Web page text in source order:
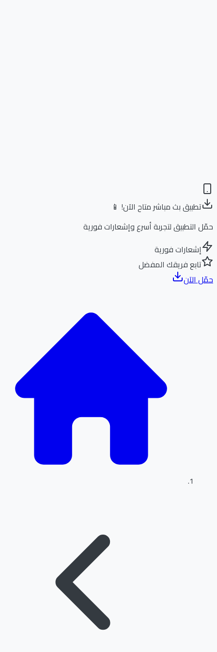
تطبيق بث مباشر متاح الآن! 📱
التطبيق لتجربة أسرع وإشعارات فورية
إشعارات فورية
تابع فريقك المفضل
الآن